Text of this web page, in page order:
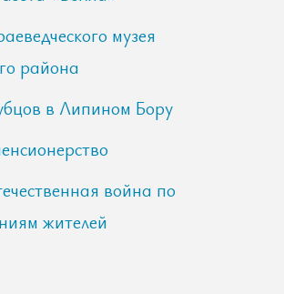
музея
района
в Липином Бору
война по
жителей